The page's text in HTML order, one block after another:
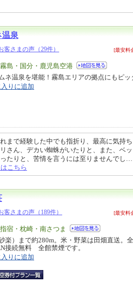
泉
客さまの声（29件） [最安料
島・国分・鹿児島空港
ネ温泉を堪能！霧島エリアの拠点にもピッ
りに追加
まで経験した中でも指折り、最高に気持ち
さん、デカい蜘蛛がいたりと、また、ベ
たりと、苦情を言うには至りませんでし
こちら
客さまの声（189件） [最安料
宿・枕崎・南さつま
楽）まで約280m。米・野菜は田畑直送。
接続無料 全館禁煙です。
りに追加